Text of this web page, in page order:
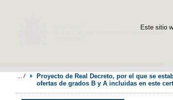
Este sitio
Proyecto de Real Decreto, por el que se
ofertas de grados B y A incluidas en este